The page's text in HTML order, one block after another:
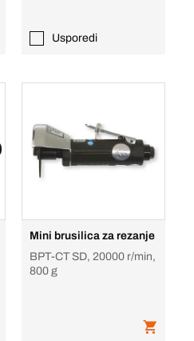
Usporedi
Mini brusilica za rezanje
BPT-CT SD, 20000 r/min,
800 g